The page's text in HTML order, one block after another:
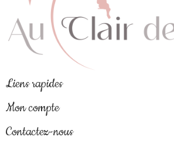
Liens rapides
Mon compte
Contactez-nous